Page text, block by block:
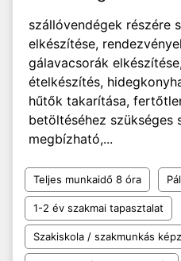
szállóvendégek részére
elkészítése,
gálavacsorák
ételkészítés,
hűtők takarítása,
betöltéséhez szükséges
megbízható,...
Teljes munkaidő 8 óra
1-2 év szakmai tapasztalat
Szakiskola / szakmunkás